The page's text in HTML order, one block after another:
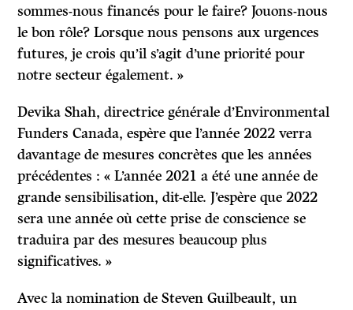
sommes-nous financés pour le faire? Jouons-nous
le bon rôle? Lorsque nous pensons aux urgences
futures, je crois qu’il s’agit d’une priorité pour
notre secteur également. »
Devika Shah, directrice générale d’Environmental
Funders Canada, espère que l’année 2022 verra
davantage de mesures concrètes que les années
précédentes : « L’année 2021 a été une année de
grande sensibilisation, dit-elle. J’espère que 2022
sera une année où cette prise de conscience se
traduira par des mesures beaucoup plus
significatives. »
Avec la nomination de Steven Guilbeault, un